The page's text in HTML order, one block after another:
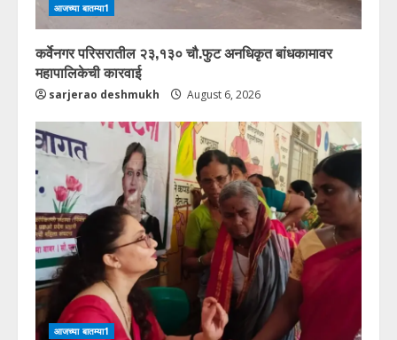
आजच्या बातम्या1
कर्वेनगर परिसरातील २३,१३० चौ.फुट अनधिकृत बांधकामावर
महापालिकेची कारवाई
sarjerao deshmukh August 6, 2026
आजच्या बातम्या1